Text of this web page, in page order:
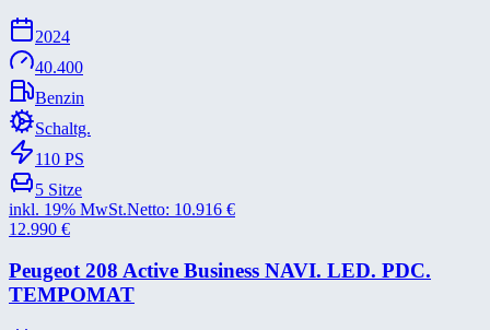
2024
40.400
Benzin
Schaltg.
110 PS
5 Sitze
inkl. 19% MwSt.Netto: 10.916 €
12.990 €
Peugeot 208 Active Business NAVI. LED. PDC.
TEMPOMAT